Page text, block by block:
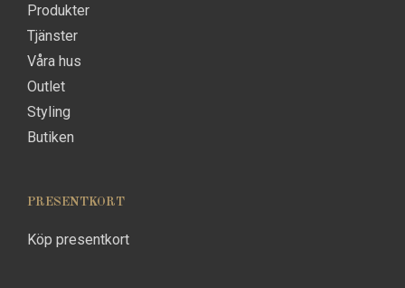
Produkter
Tjänster
Våra hus
Outlet
Styling
Butiken
PRESENTKORT
Köp presentkort